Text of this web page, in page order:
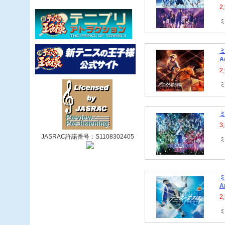
JASRAC許諾番号：S1108302405